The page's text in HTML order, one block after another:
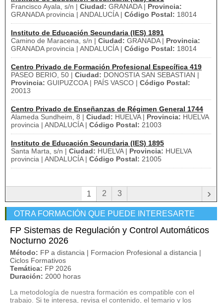
Francisco Ayala, s/n | Ciudad: GRANADA | Provincia:
GRANADA provincia | ANDALUCÍA | Código Postal: 18014
Instituto de Educación Secundaria (IES) 1891
Camino de Maracena, s/n | Ciudad: GRANADA | Provincia:
GRANADA provincia | ANDALUCÍA | Código Postal: 18014
Centro Privado de Formación Profesional Específica 419
PASEO BERIO, 50 | Ciudad: DONOSTIA SAN SEBASTIAN |
Provincia: GUIPUZCOA | PAÍS VASCO | Código Postal:
20013
Centro Privado de Enseñanzas de Régimen General 1744
Alameda Sundheim, 8 | Ciudad: HUELVA | Provincia: HUELVA
provincia | ANDALUCÍA | Código Postal: 21003
Instituto de Educación Secundaria (IES) 1895
Santa Marta, s/n | Ciudad: HUELVA | Provincia: HUELVA
provincia | ANDALUCÍA | Código Postal: 21005
1 2 3 ›
OTRA FORMACIÓN QUE PUEDE INTERESARTE
FP Sistemas de Regulación y Control Automáticos
Nocturno 2026
Método: FP a distancia | Formacion Profesional a distancia |
Ciclos Formativos
Temática: FP 2026
Duración: 2000 horas
La metodología de nuestra formación es compatible con el
trabajo. Si te interesa, revisa el contenido, el temario y los